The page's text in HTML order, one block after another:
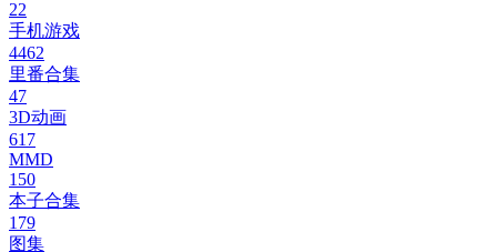
22
手机游戏
4462
里番合集
47
3D动画
617
MMD
150
本子合集
179
图集